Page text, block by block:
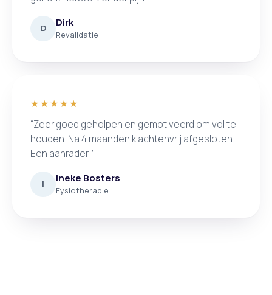
D Dirk
Revalidatie
★★★★★
“Zeer goed geholpen en gemotiveerd om vol te
houden. Na 4 maanden klachtenvrij afgesloten.
Een aanrader!”
I Ineke Bosters
Fysiotherapie